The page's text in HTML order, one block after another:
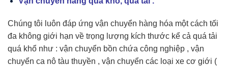
Chúng tôi luôn đáp ứng vận chuyển hàng hóa một cách tối
đa không giới hạn về trọng lượng kích thước kể cả quá tải
quá khổ như : vận chuyển bồn chứa công nghiệp , vận
chuyển ca nô tàu thuyền , vận chuyển các loại xe cơ giới (